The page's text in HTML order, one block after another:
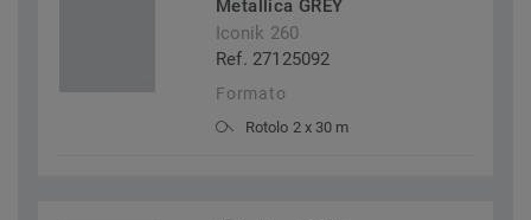
Metallica GREY
Iconik 260
Ref. 27125092
Formato
Rotolo 2 x 30 m